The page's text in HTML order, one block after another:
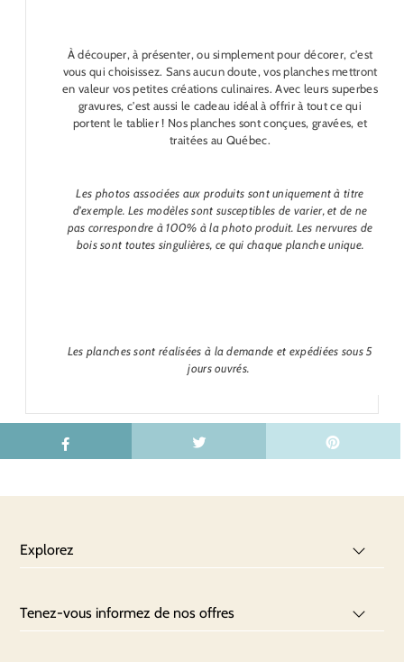
À découper, à présenter, ou simplement pour décorer, c'est
vous qui choisissez. Sans aucun doute, vos planches mettront
en valeur vos petites créations culinaires. Avec leurs superbes
gravures, c'est aussi le cadeau idéal à offrir à tout ce qui
portent le tablier ! Nos planches sont conçues, gravées, et
traitées au Québec.
Les photos associées aux produits sont uniquement à titre
d'exemple. Les modèles sont susceptibles de varier, et de ne
pas correspondre à 100% à la photo produit. Les nervures de
bois sont toutes singulières, ce qui chaque planche unique.
Les planches sont réalisées à la demande et expédiées sous 5
jours ouvrés.
Explorez
Tenez-vous informez de nos offres